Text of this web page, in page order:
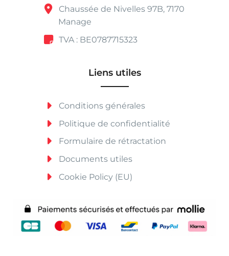
Chaussée de Nivelles 97B, 7170
Manage
TVA : BE0787715323
Liens utiles
Conditions générales
Politique de confidentialité
Formulaire de rétractation
Documents utiles
Cookie Policy (EU)